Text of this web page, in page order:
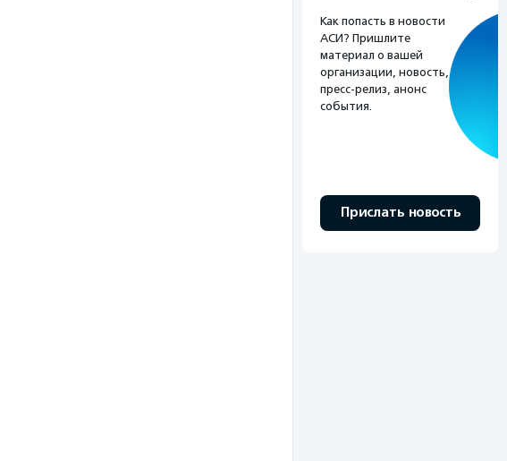
Как попасть в новости
АСИ? Пришлите
материал о вашей
организации, новость,
пресс-релиз, анонс
события.
Прислать новость